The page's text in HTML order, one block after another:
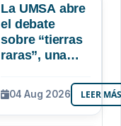
La UMSA abre
el debate
sobre “tierras
raras”, una
mineral que
Bolivia aún no
explora ni
04 Aug 2026 LEER